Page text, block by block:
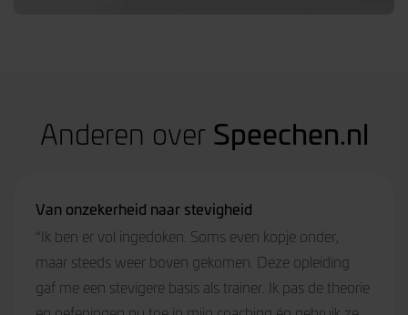
Anderen over Speechen.nl
Persoonlijke ontwikkeling
“Ik ben blij dat ik voor de training ‘Sprekend
Leiderschap’ heb gekozen. Heb deze training
inmiddels aan meerdere personen aanbevolen!